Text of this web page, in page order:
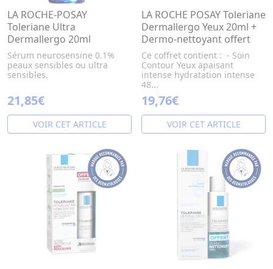
LA ROCHE-POSAY
Toleriane Ultra
Dermallergo 20ml
Sérum neurosensine 0.1%
peaux sensibles ou ultra
sensibles.
21,85€
VOIR CET ARTICLE
LA ROCHE POSAY Toleriane
Dermallergo Yeux 20ml +
Dermo-nettoyant offert
Ce coffret contient : - Soin
Contour Yeux apaisant
intense hydratation intense
48...
19,76€
VOIR CET ARTICLE